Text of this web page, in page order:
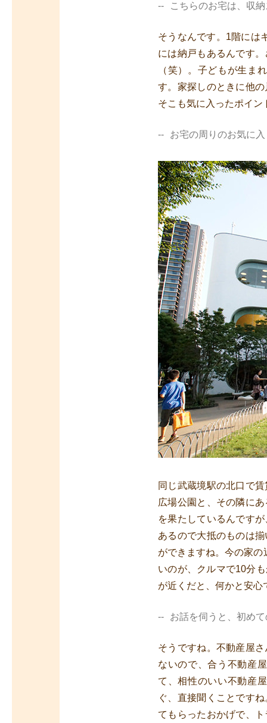
こちらのお宅は、収
そうなんです。1階には
には納戸もあるんです
（笑）。子どもが生ま
す。家探しのときに他
そこも気に入ったポイン
お宅の周りのお気に
同じ武蔵境駅の北口で
広場公園と、その隣に
を果たしているんです
あるので大抵のものは
ができますね。今の家
いのが、クルマで10分
が近くだと、何かと安心
お話を伺うと、初め
そうですね。不動産屋
ないので、合う不動産
て、相性のいい不動産
ぐ、直接聞くことです
てもらったおかげで、